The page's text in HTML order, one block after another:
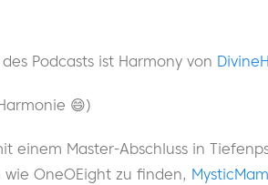
Podcasts ist Harmony von
😄)
einem Master-Abschluss in
OneOEight zu finden,